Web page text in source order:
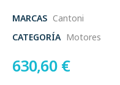
MARCAS Cantoni
CATEGORÍA Motores
630,60 €